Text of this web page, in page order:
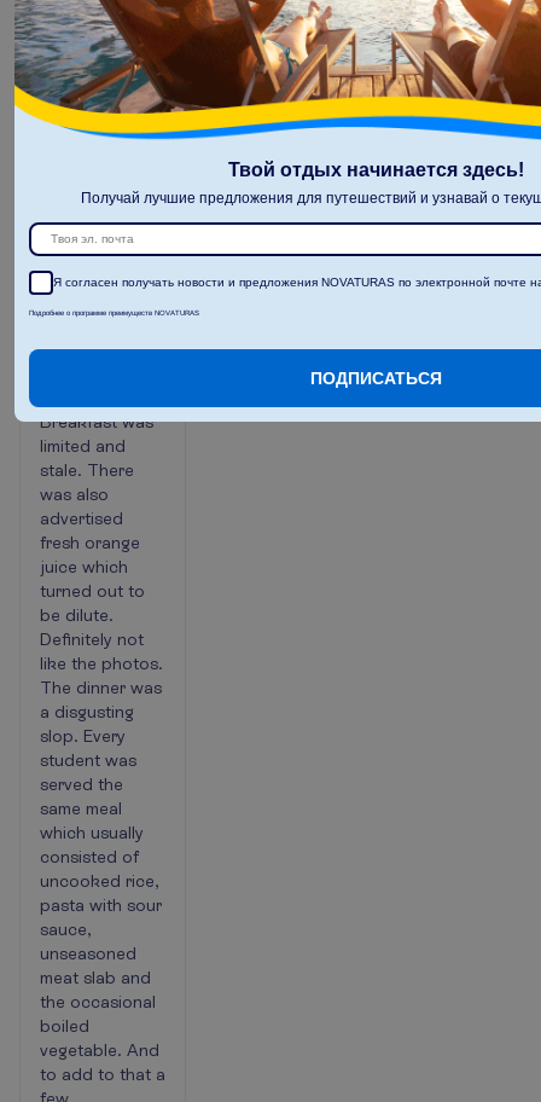
and hostile
towards me
and my school.
We were
denied hot
water for tea,
fresh set of
towels.
Constant anger
radiating from
them all and if
attitude. The
Breakfast was
limited and
stale. There
was also
advertised
fresh orange
juice which
turned out to
be dilute.
Definitely not
like the photos.
The dinner was
a disgusting
slop. Every
student was
served the
same meal
which usually
consisted of
uncooked rice,
pasta with sour
sauce,
unseasoned
meat slab and
the occasional
boiled
vegetable. And
to add to that a
Твой отдых начинается здесь!
Получай лучшие предложения для путешествий и узнавай о
Я согласен получать новости и предложения NOVATURAS по электронной почте
Подробнее о программе преимуществ NOVATURAS
ПОДПИСАТЬСЯ